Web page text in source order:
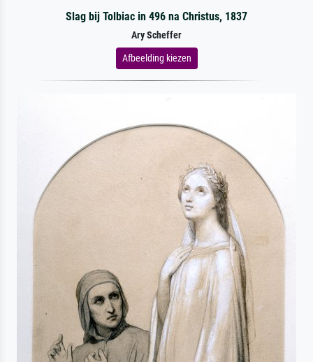
Slag bij Tolbiac in 496 na Christus, 1837
Ary Scheffer
Afbeelding kiezen